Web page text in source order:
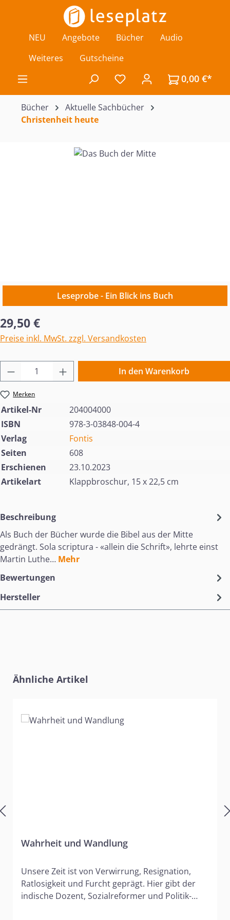
Zum Hauptinhalt springen
NEU Angebote Bücher
Audio
Weiteres
Gutscheine
Du hast 0 Produkte auf
0,00 €*
Bücher
Aktuelle Sachbücher
Christenheit heute
Bildergalerie überspringen
Leseprobe - Ein Blick ins Buch
Regulärer Preis:
29,50 €
Preise inkl. MwSt. zzgl. Versandkosten
Produkt Anzahl: Gib den gewünschten
In den Warenkorb
Merken
Artikel-Nr
204004000
ISBN
978-3-03848-004-4
Verlag
Fontis
Seiten
608
Erschienen
23.10.2023
Artikelart
Klappbroschur, 15 x 22,5 cm
Beschreibung
Als Buch der Bücher wurde die Bibel aus der Mitte
gedrängt. Sola scriptura - «allein die Schrift», lehrte einst
Martin Luthe… Mehr
Bewertungen
Hersteller
Produktgalerie überspringen
Ähnliche Artikel
Wahrheit und Wandlung
Unsere Zeit ist von Verwirrung, Resignation,
Ratlosigkeit und Furcht geprägt. Hier gibt der
indische Dozent, Sozialreformer und Politik-